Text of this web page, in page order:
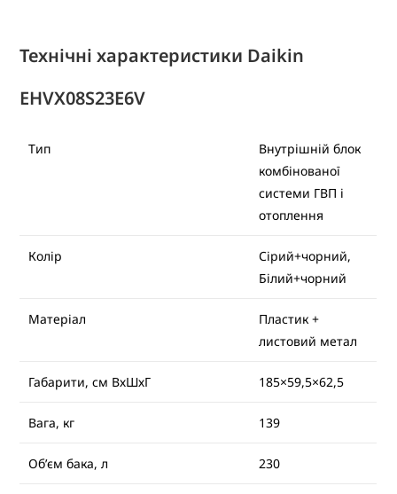
Технічні характеристики Daikin
EHVX08S23E6V
Тип
Внутрішній блок
комбінованої
системи ГВП і
отоплення
Колір
Сірий+чорний,
Білий+чорний
Матеріал
Пластик +
листовий метал
Габарити, см ВхШхГ 185×59,5×62,5
Вага, кг 139
Об’єм бака, л 230